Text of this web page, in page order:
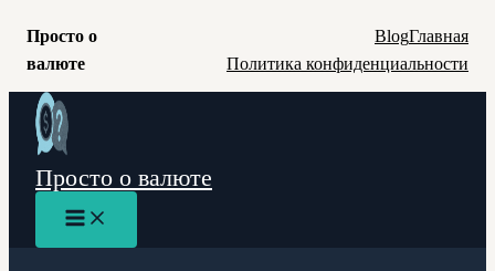
Просто о
валюте
BlogГлавная
Политика конфиденциальности
Перейти
содержимому
Просто о валюте
Main
Menu